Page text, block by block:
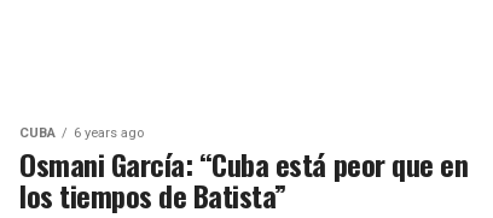
CUBA 6 years ago
Osmani García: “Cuba está peor que en
los tiempos de Batista”